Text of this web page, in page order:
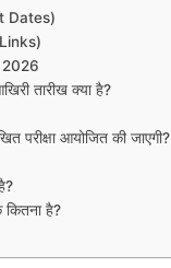
Dates)
2026
तारीख क्या है?
आयोजित की जाएगी?
है?